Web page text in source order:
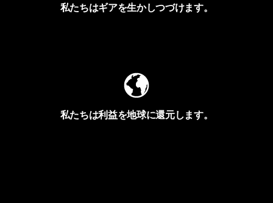
私たちはギアを生かしつづけます。
私たちは利益を地球に還元します。